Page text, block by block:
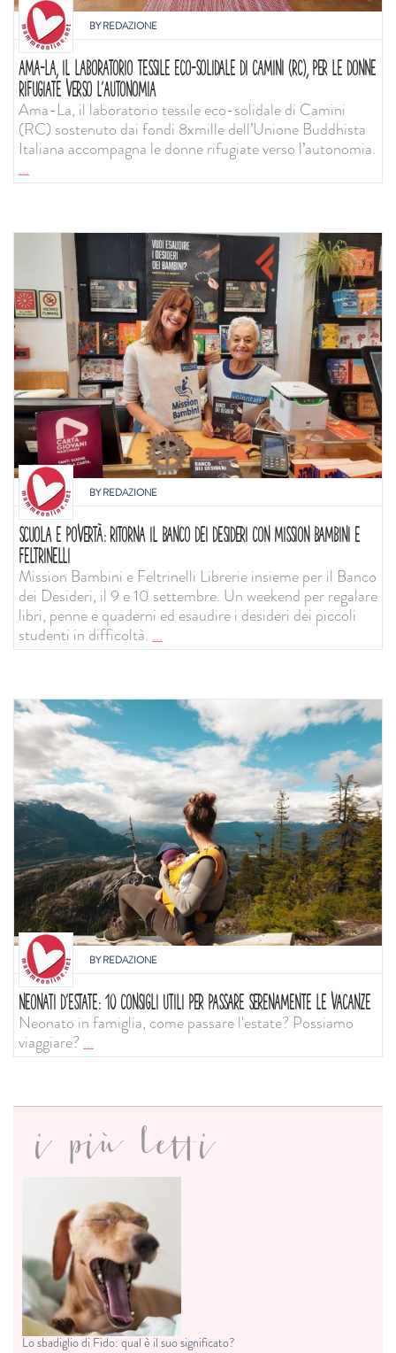
BYREDAZIONE
AMA-LA, IL LABORATORIO TESSILE ECO-SOLIDALE DI CAMINI (RC), PER LE DONNE
RIFUGIATE VERSO L’AUTONOMIA
Ama-La, il laboratorio tessile eco-solidale di Camini
(RC) sostenuto dai fondi 8xmille dell’Unione Buddhista
Italiana accompagna le donne rifugiate verso l’autonomia.
...
BYREDAZIONE
SCUOLA E POVERTÀ: RITORNA IL BANCO DEI DESIDERI CON MISSION BAMBINI E
FELTRINELLI
Mission Bambini e Feltrinelli Librerie insieme per il Banco
dei Desideri, il 9 e 10 settembre. Un weekend per regalare
libri, penne e quaderni ed esaudire i desideri dei piccoli
studenti in difficoltà....
BYREDAZIONE
NEONATI D'ESTATE: 10 CONSIGLI UTILI PER PASSARE SERENAMENTE LE VACANZE
Neonato in famiglia, come passare l'estate? Possiamo
viaggiare?...
i più letti
Lo sbadiglio di Fido: qual è il suo significato?